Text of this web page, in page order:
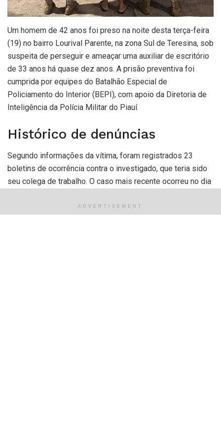
Um homem de 42 anos foi preso na noite desta terça-feira
(19) no bairro Lourival Parente, na zona Sul de Teresina, sob
suspeita de perseguir e ameaçar uma auxiliar de escritório
de 33 anos há quase dez anos. A prisão preventiva foi
cumprida por equipes do Batalhão Especial de
Policiamento do Interior (BEPI), com apoio da Diretoria de
Inteligência da Polícia Militar do Piauí.
Histórico de denúncias
Segundo informações da vítima, foram registrados 23
boletins de ocorrência contra o investigado, que teria sido
seu colega de trabalho. O caso mais recente ocorreu no dia
deboche sobre as denúncias anteriores. Conforme a
ADVERTISEMENT